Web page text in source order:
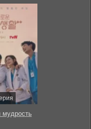
мудрость